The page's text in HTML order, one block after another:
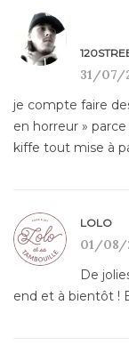
31/07/
je compte faire
en horreur »
kiffe tout mise à
LOLO
01/08/
De
end et à bientôt !